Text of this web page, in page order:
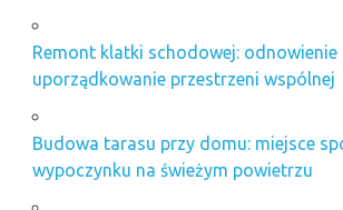
Remont klatki schodowej: odnowienie
uporządkowanie przestrzeni wspólnej
Budowa tarasu przy domu: miejsce
wypoczynku na świeżym powietrzu